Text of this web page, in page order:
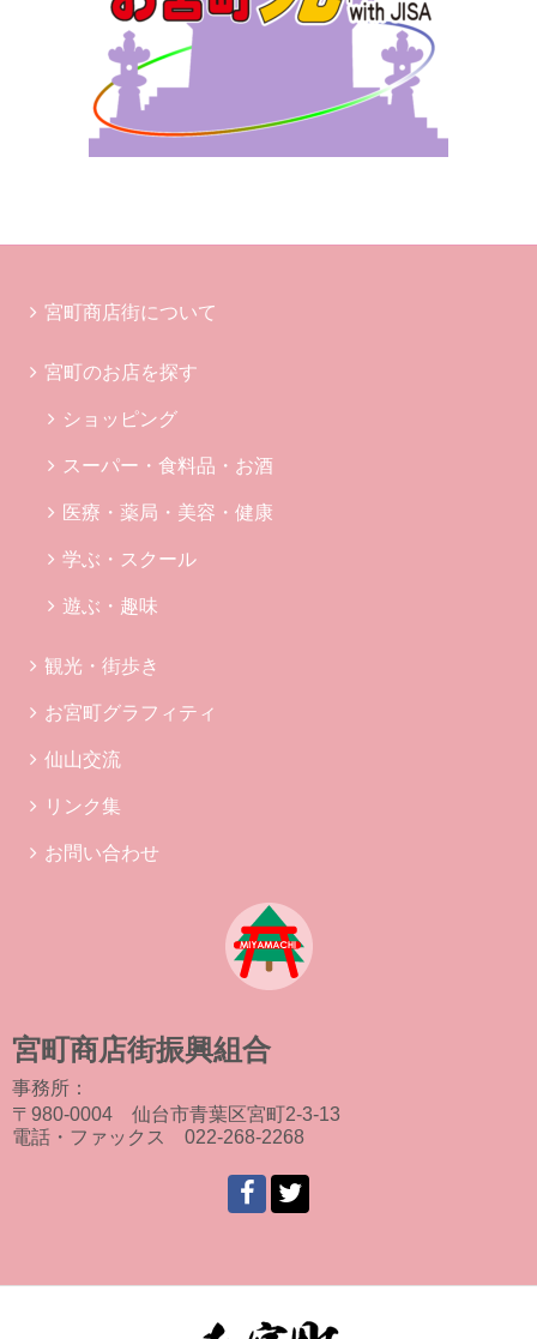
宮町商店街について
宮町のお店を探す
ショッピング
スーパー・食料品・お酒
医療・薬局・美容・健康
学ぶ・スクール
遊ぶ・趣味
観光・街歩き
お宮町グラフィティ
仙山交流
リンク集
お問い合わせ
宮町商店街振興組合
事務所：
〒980-0004 仙台市青葉区宮町2-3-13
電話・ファックス 022-268-2268